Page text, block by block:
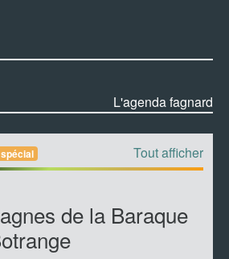
L'agenda fagnard
Tout afficher
de la Baraque